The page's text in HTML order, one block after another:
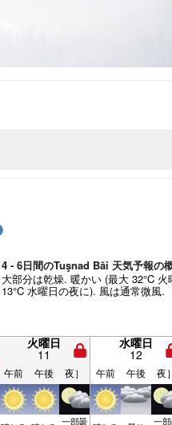
4 - 6日間のTuşnad Băi 天気予報の
大部分は乾燥. 暖かい (最大 32°C
13°C 水曜日の夜に). 風は通常微風.
火曜日
11
水曜日
12
午前 午後 夜］ 午前 午後 夜］
一部曇 一